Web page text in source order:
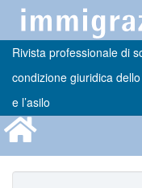
Rivista professionale di
condizione giuridica
e l’asilo